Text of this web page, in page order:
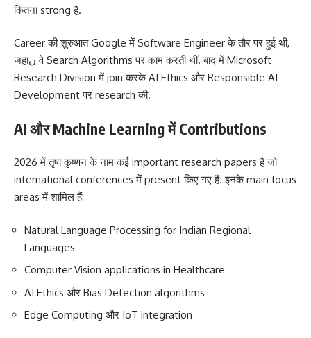
कितना strong है.
Career की शुरुआत Google में Software Engineer के तौर पर हुई थी,
जहाں वे Search Algorithms पर काम करती थीं. बाद में Microsoft
Research Division में join करके AI Ethics और Responsible AI
Development पर research की.
AI और Machine Learning में Contributions
2026 में तृषा कृष्णन के नाम कई important research papers हैं जो
international conferences में present किए गए हैं. इनके main focus
areas में शामिल हैं:
Natural Language Processing for Indian Regional
Languages
Computer Vision applications in Healthcare
AI Ethics और Bias Detection algorithms
Edge Computing और IoT integration